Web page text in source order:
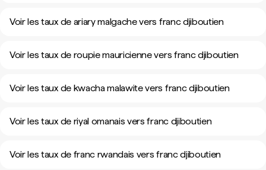
Voir les taux de ariary malgache vers franc djiboutien
Voir les taux de roupie mauricienne vers franc djiboutien
Voir les taux de kwacha malawite vers franc djiboutien
Voir les taux de riyal omanais vers franc djiboutien
Voir les taux de franc rwandais vers franc djiboutien